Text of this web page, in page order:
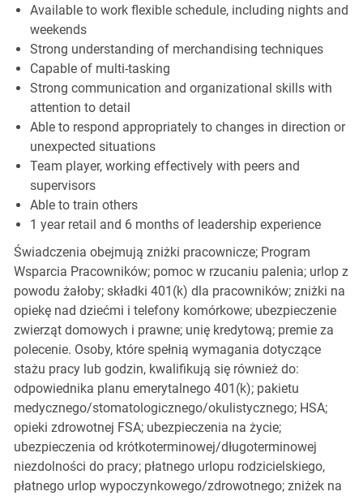
Available to work flexible schedule, including nights and
weekends
Strong understanding of merchandising techniques
Capable of multi-tasking
Strong communication and organizational skills with
attention to detail
Able to respond appropriately to changes in direction or
unexpected situations
Team player, working effectively with peers and
supervisors
Able to train others
1 year retail and 6 months of leadership experience
Świadczenia obejmują zniżki pracownicze; Program
Wsparcia Pracowników; pomoc w rzucaniu palenia; urlop z
powodu żałoby; składki 401(k) dla pracowników; zniżki na
opiekę nad dziećmi i telefony komórkowe; ubezpieczenie
zwierząt domowych i prawne; unię kredytową; premie za
polecenie. Osoby, które spełnią wymagania dotyczące
stażu pracy lub godzin, kwalifikują się również do:
odpowiednika planu emerytalnego 401(k); pakietu
medycznego/stomatologicznego/okulistycznego; HSA;
opieki zdrowotnej FSA; ubezpieczenia na życie;
ubezpieczenia od krótkoterminowej/długoterminowej
niezdolności do pracy; płatnego urlopu rodzicielskiego,
płatnego urlop wypoczynkowego/zdrowotnego; zniżek na